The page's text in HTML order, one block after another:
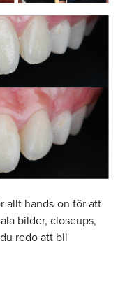
allt hands-on för att
bilder, closeups,
redo att bli